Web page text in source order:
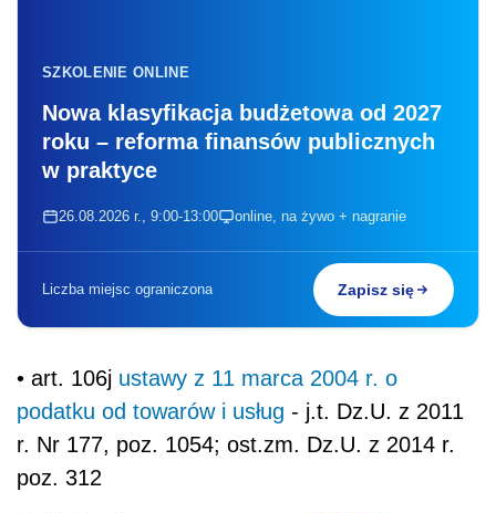
SZKOLENIE ONLINE
Nowa klasyfikacja budżetowa od 2027
roku – reforma finansów publicznych
w praktyce
26.08.2026 r., 9:00-13:00 online, na żywo + nagranie
Liczba miejsc ograniczona Zapisz się
• art. 106j ustawy z 11 marca 2004 r. o
podatku od towarów i usług - j.t. Dz.U. z 2011
r. Nr 177, poz. 1054; ost.zm. Dz.U. z 2014 r.
poz. 312